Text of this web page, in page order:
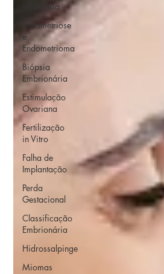
eclâmpsia
Endometriose
e
Endometrioma
Biópsia
Embrionária
Estimulação
Ovariana
Fertilização
in Vitro
Falha de
Implantação
Perda
Gestacional
Classificação
Embrionária
Hidrossalpinge
Miomas